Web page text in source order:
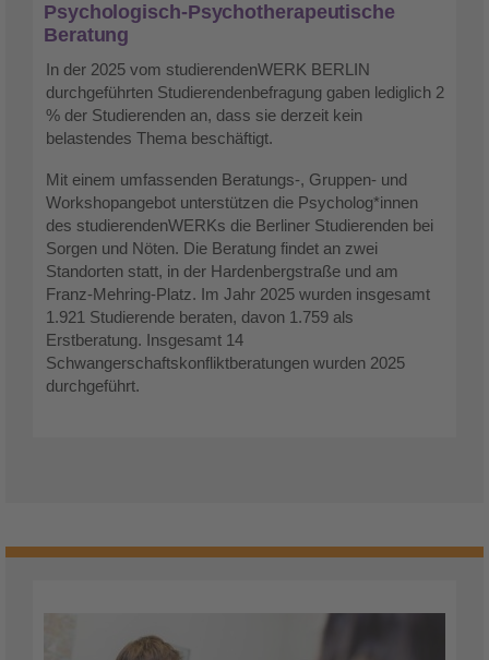
Psychologisch-Psychotherapeutische
Beratung
In der 2025 vom studierendenWERK BERLIN
durchgeführten Studierendenbefragung gaben lediglich 2
% der Studierenden an, dass sie derzeit kein
belastendes Thema beschäftigt.
Mit einem umfassenden Beratungs-, Gruppen- und
Workshopangebot unterstützen die Psycholog*innen
des studierendenWERKs die Berliner Studierenden bei
Sorgen und Nöten. Die Beratung findet an zwei
Standorten statt, in der Hardenbergstraße und am
Franz-Mehring-Platz. Im Jahr 2025 wurden insgesamt
1.921 Studierende beraten, davon 1.759 als
Erstberatung. Insgesamt 14
Schwangerschaftskonfliktberatungen wurden 2025
durchgeführt.